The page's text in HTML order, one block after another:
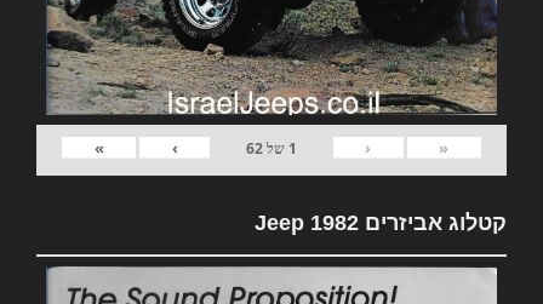
«
‹
1 של62
›
»
קטלוג אביזרים 1982 Jeep